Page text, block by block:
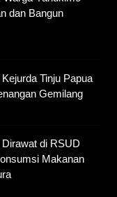
dan Bangun
Tinju Papua
Gemilang
di RSUD
Makanan